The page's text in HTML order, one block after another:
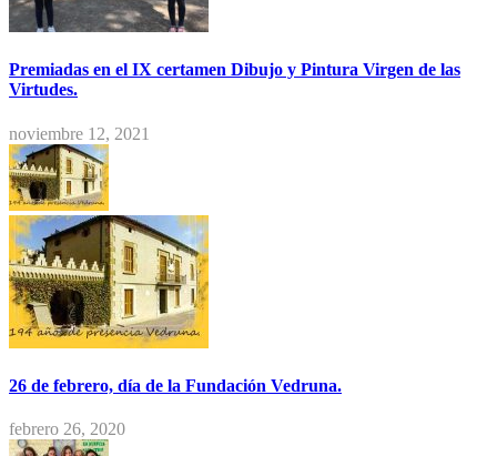
Premiadas en el IX certamen Dibujo y Pintura Virgen de las
Virtudes.
noviembre 12, 2021
26 de febrero, día de la Fundación Vedruna.
febrero 26, 2020